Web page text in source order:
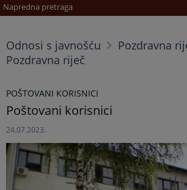
Napredna pretraga
Odnosi s javnošću
Pozdravna
Pozdravna riječ
POŠTOVANI KORISNICI
Poštovani korisnici
24.07.2023.